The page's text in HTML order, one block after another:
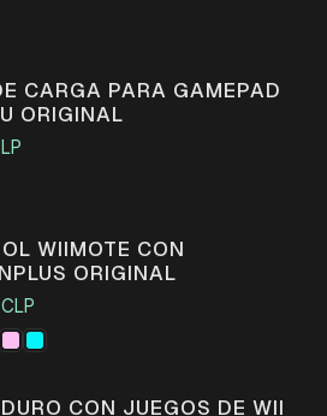
CARGA PARA GAMEPAD
ORIGINAL
WIIMOTE CON
ORIGINAL
CON JUEGOS DE WII